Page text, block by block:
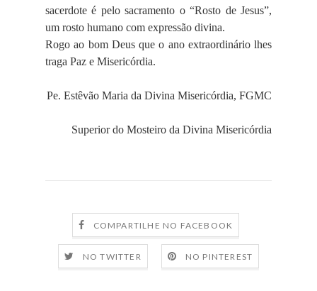
sacerdote é pelo sacramento o “Rosto de Jesus”,
um rosto humano com expressão divina.
Rogo ao bom Deus que o ano extraordinário lhes
traga Paz e Misericórdia.
Pe. Estêvão Maria da Divina Misericórdia, FGMC
Superior do Mosteiro da Divina Misericórdia
COMPARTILHE NO FACEBOOK
NO TWITTER NO PINTEREST